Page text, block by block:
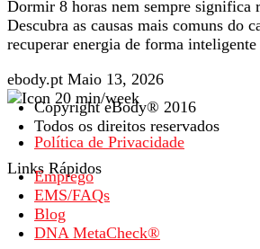
Dormir 8 horas nem sempre significa
Descubra as causas mais comuns do
recuperar energia de forma inteligente
ebody.pt Maio 13, 2026
Copyright eBody® 2016
Todos os direitos reservados
Política de Privacidade
Links Rápidos
Emprego
EMS/FAQs
Blog
DNA MetaCheck®